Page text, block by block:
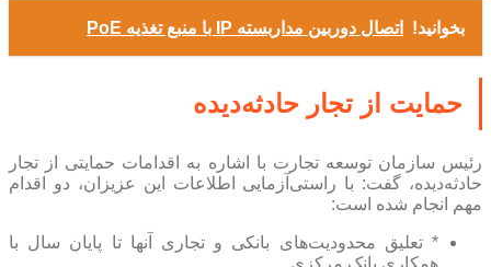
بخوانید! اتصال دوربین مداربسته IP با منبع تغذیه PoE
حمایت از تجار حادثه‌دیده
رئیس سازمان توسعه تجارت با اشاره به اقدامات حمایتی از تجار
حادثه‌دیده، گفت: با راستی‌آزمایی اطلاعات این عزیزان، دو اقدام
مهم انجام شده است:
* تعلیق محدودیت‌های بانکی و تجاری آنها تا پایان سال با